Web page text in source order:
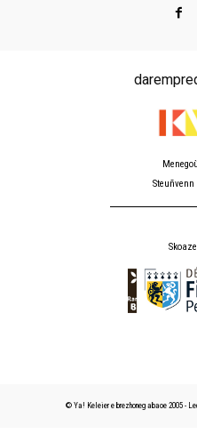
© Ya! Keleier e brezhoneg abaoe 2005 -